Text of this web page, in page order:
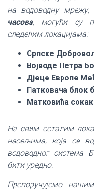
на водоводну мрежу,
часова, могући су
следећим локацијама:
Српске
Војводе Петра
Дјеце Европе
Патковача блок
Матковића
На свим осталим
насељима, која се
водоводног система
бити уредно.
Препоручујемо